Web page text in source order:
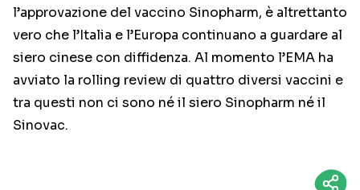
l’approvazione del vaccino Sinopharm, è altrettanto
vero che l’Italia e l’Europa continuano a guardare al
siero cinese con diffidenza. Al momento l’EMA ha
avviato la rolling review di quattro diversi vaccini e
tra questi non ci sono né il siero Sinopharm né il
Sinovac.